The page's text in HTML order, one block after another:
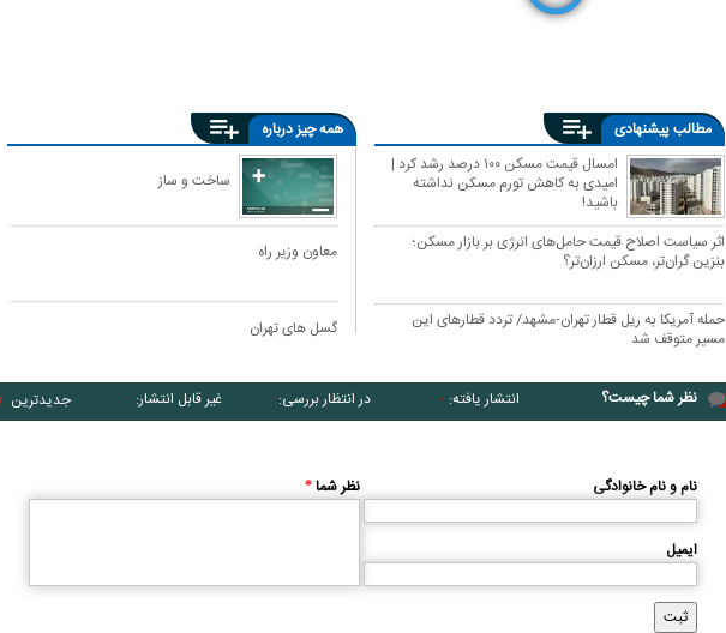
مطالب پیشنهادی
امسال قیمت مسکن ۱۰۰ درصد رشد کرد |
امیدی به کاهش تورم مسکن نداشته
باشید!
اثر سیاست اصلاح قیمت حامل‌های انرژی بر بازار مسکن؛
بنزین گران‌تر، مسکن ارزان‌تر؟
حمله آمریکا به ریل قطار تهران-مشهد/ تردد قطارهای این
مسیر متوقف شد
همه چیز درباره
ساخت و ساز
معاون وزیر راه
گسل های تهران
نظر شما چیست؟ انتشار یافته: ۰ در انتظار بررسی: ۰ غیر قابل انتشار: ۰ جدیدترین
نام و نام خانوادگی
ایمیل
نظر شما*